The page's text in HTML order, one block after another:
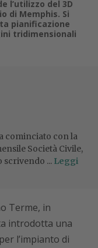
l’utilizzo del 3D
di Memphis. Si
pianificazione
tridimensionali
cominciato con la
Società Civile,
scrivendo ... Leggi
Terme, in
introdotta una
l’impianto di